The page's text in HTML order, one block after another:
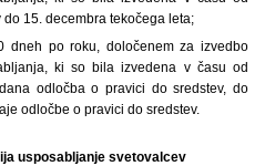
15. decembra tekočega leta;
po roku, določenem za izvedbo
ki so bila izvedena v času od
odločba o pravici do sredstev, do
odločbe o pravici do sredstev.
usposabljanje svetovalcev